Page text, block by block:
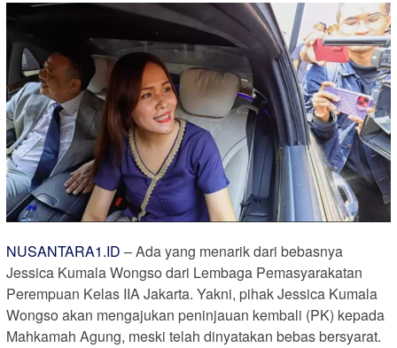
NUSANTARA1.ID – Ada yang menarik dari bebasnya
Jessica Kumala Wongso dari Lembaga Pemasyarakatan
Perempuan Kelas IIA Jakarta. Yakni, pihak Jessica Kumala
Wongso akan mengajukan peninjauan kembali (PK) kepada
Mahkamah Agung, meski telah dinyatakan bebas bersyarat.